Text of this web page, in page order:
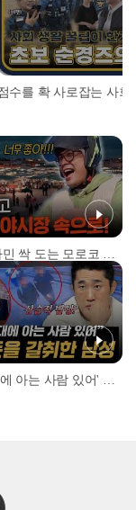
[예고] 도파민 싹 도는 모로코 야시장 투어!